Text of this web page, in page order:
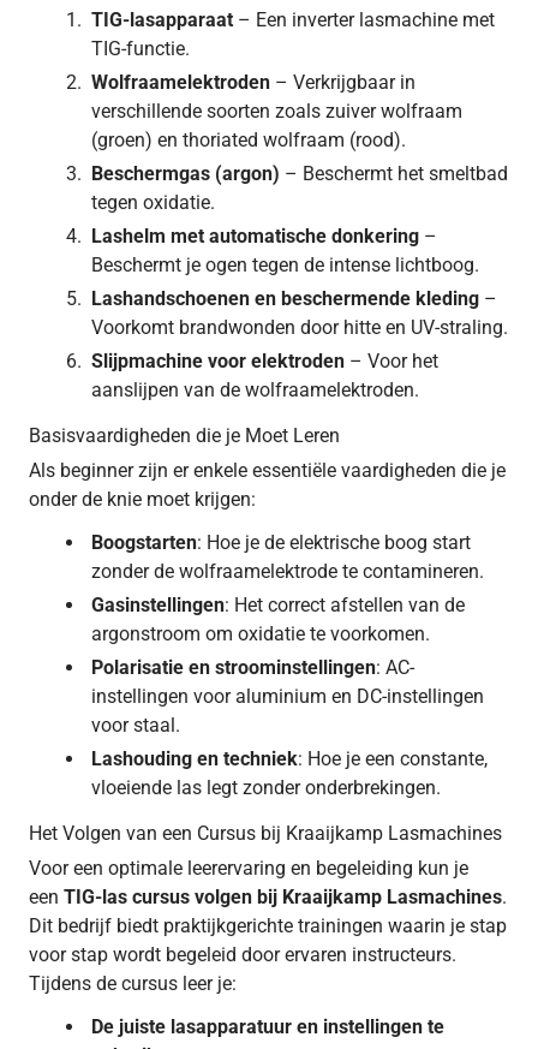
TIG-lasapparaat – Een inverter lasmachine met
TIG-functie.
Wolfraamelektroden – Verkrijgbaar in
verschillende soorten zoals zuiver wolfraam
(groen) en thoriated wolfraam (rood).
Beschermgas (argon) – Beschermt het smeltbad
tegen oxidatie.
Lashelm met automatische donkering –
Beschermt je ogen tegen de intense lichtboog.
Lashandschoenen en beschermende kleding –
Voorkomt brandwonden door hitte en UV-straling.
Slijpmachine voor elektroden – Voor het
aanslijpen van de wolfraamelektroden.
Basisvaardigheden die je Moet Leren
Als beginner zijn er enkele essentiële vaardigheden die je
onder de knie moet krijgen:
Boogstarten: Hoe je de elektrische boog start
zonder de wolfraamelektrode te contamineren.
Gasinstellingen: Het correct afstellen van de
argonstroom om oxidatie te voorkomen.
Polarisatie en stroominstellingen: AC-
instellingen voor aluminium en DC-instellingen
voor staal.
Lashouding en techniek: Hoe je een constante,
vloeiende las legt zonder onderbrekingen.
Het Volgen van een Cursus bij Kraaijkamp Lasmachines
Voor een optimale leerervaring en begeleiding kun je
een TIG-las cursus volgen bij Kraaijkamp Lasmachines.
Dit bedrijf biedt praktijkgerichte trainingen waarin je stap
voor stap wordt begeleid door ervaren instructeurs.
Tijdens de cursus leer je:
De juiste lasapparatuur en instellingen te